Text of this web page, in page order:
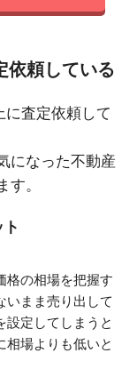
依頼している
査定依頼して
になった不動産
。
格の相場を把握す
いまま売り出して
設定してしまうと
相場よりも低いと